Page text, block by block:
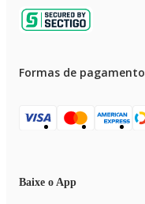
Formas de pagamento
Baixe o App